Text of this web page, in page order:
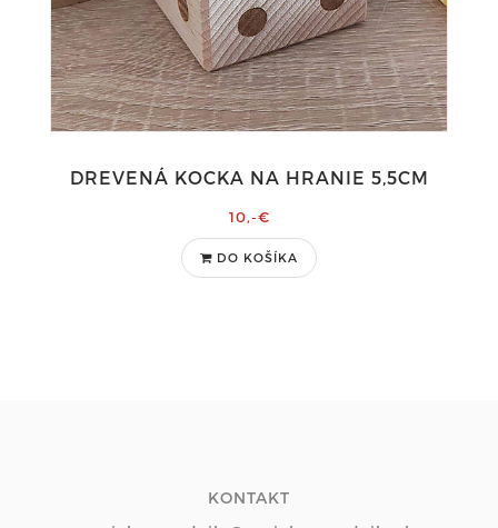
DREVENÁ KOCKA NA HRANIE 5,5CM
10,-€
DO KOŠÍKA
KONTAKT